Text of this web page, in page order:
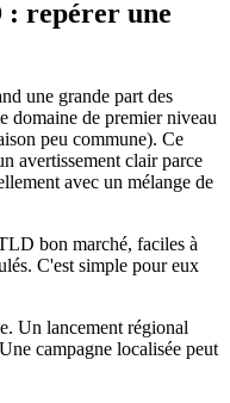
: repérer une
une grande part des
domaine de premier niveau
peu commune). Ce
avertissement clair parce
avec un mélange de
bon marché, faciles à
C'est simple pour eux
Un lancement régional
campagne localisée peut